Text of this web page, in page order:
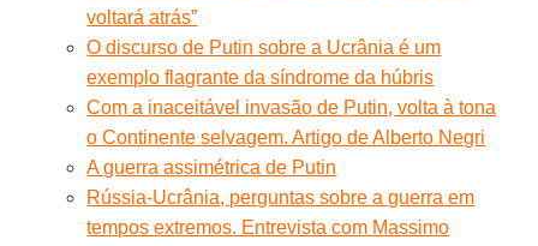
voltará atrás”
O discurso de Putin sobre a Ucrânia é um
exemplo flagrante da síndrome da húbris
Com a inaceitável invasão de Putin, volta à tona
o Continente selvagem. Artigo de Alberto Negri
A guerra assimétrica de Putin
Rússia-Ucrânia, perguntas sobre a guerra em
tempos extremos. Entrevista com Massimo